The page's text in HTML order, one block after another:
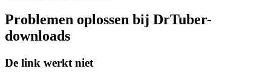
Problemen oplossen bij DrTuber-
downloads
De link werkt niet